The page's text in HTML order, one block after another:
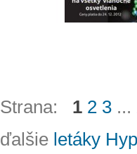
Strana: 1 2 3 ...
ďalšie letáky